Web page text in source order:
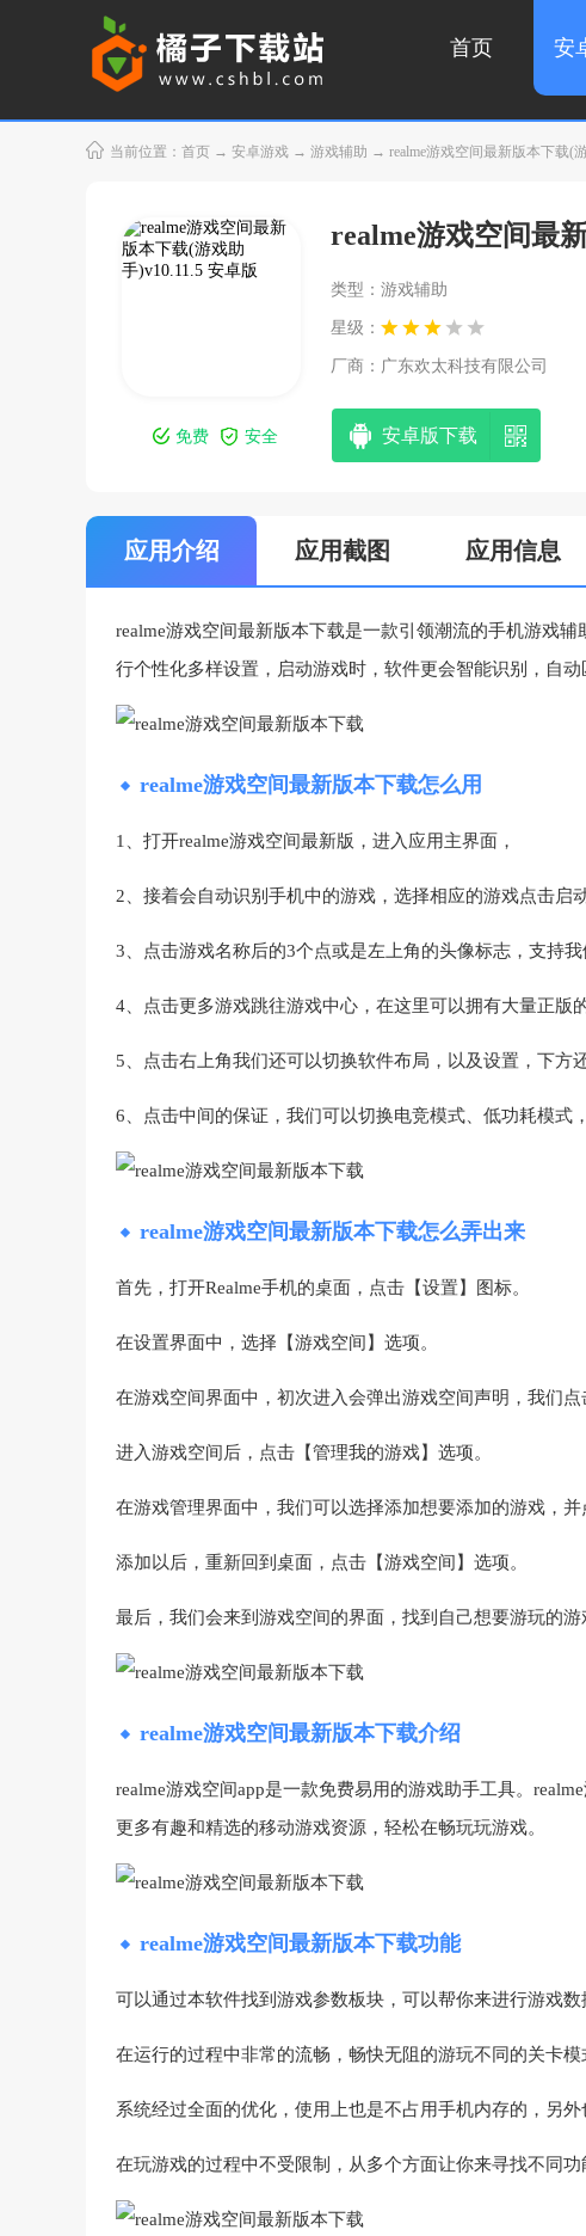
首页 安
当前位置： 首页 → 安卓游戏 → 游戏辅助 → realme游戏空间最新版本下载(
realme游戏空间最
类型：游戏辅助
星级：
厂商： 广东欢太科技有限公司
免费 安全 安卓版下载
应用介绍 应用截图 应用信息
realme游戏空间最新版本下载是一款引领潮流的手机游戏
行个性化多样设置，启动游戏时，软件更会智能识别，自
realme游戏空间最新版本下载怎么用
1、打开realme游戏空间最新版，进入应用主界面，
2、接着会自动识别手机中的游戏，选择相应的游戏点击启
3、点击游戏名称后的3个点或是左上角的头像标志，支持
4、点击更多游戏跳往游戏中心，在这里可以拥有大量正版
5、点击右上角我们还可以切换软件布局，以及设置，下方
6、点击中间的保证，我们可以切换电竞模式、低功耗模式，
realme游戏空间最新版本下载怎么弄出来
首先，打开Realme手机的桌面，点击【设置】图标。
在设置界面中，选择【游戏空间】选项。
在游戏空间界面中，初次进入会弹出游戏空间声明，我们点
进入游戏空间后，点击【管理我的游戏】选项。
在游戏管理界面中，我们可以选择添加想要添加的游戏，并
添加以后，重新回到桌面，点击【游戏空间】选项。
最后，我们会来到游戏空间的界面，找到自己想要游玩的游
realme游戏空间最新版本下载介绍
realme游戏空间app是一款免费易用的游戏助手工具。
更多有趣和精选的移动游戏资源，轻松在畅玩玩游戏。
realme游戏空间最新版本下载功能
可以通过本软件找到游戏参数板块，可以帮你来进行游戏
在运行的过程中非常的流畅，畅快无阻的游玩不同的关卡
系统经过全面的优化，使用上也是不占用手机内存的，另
在玩游戏的过程中不受限制，从多个方面让你来寻找不同